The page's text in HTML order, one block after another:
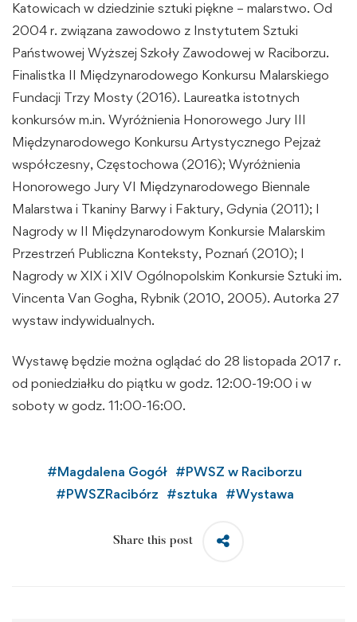
Katowicach w dziedzinie sztuki piękne – malarstwo. Od
2004 r. związana zawodowo z Instytutem Sztuki
Państwowej Wyższej Szkoły Zawodowej w Raciborzu.
Finalistka II Międzynarodowego Konkursu Malarskiego
Fundacji Trzy Mosty (2016). Laureatka istotnych
konkursów m.in. Wyróżnienia Honorowego Jury III
Międzynarodowego Konkursu Artystycznego Pejzaż
współczesny, Częstochowa (2016); Wyróżnienia
Honorowego Jury VI Międzynarodowego Biennale
Malarstwa i Tkaniny Barwy i Faktury, Gdynia (2011); I
Nagrody w II Międzynarodowym Konkursie Malarskim
Przestrzeń Publiczna Konteksty, Poznań (2010); I
Nagrody w XIX i XIV Ogólnopolskim Konkursie Sztuki im.
Vincenta Van Gogha, Rybnik (2010, 2005). Autorka 27
wystaw indywidualnych.
Wystawę będzie można oglądać do 28 listopada 2017 r.
od poniedziałku do piątku w godz. 12:00-19:00 i w
soboty w godz. 11:00-16:00.
#Magdalena Gogół #PWSZ w Raciborzu
#PWSZRacibórz #sztuka #Wystawa
Share this post